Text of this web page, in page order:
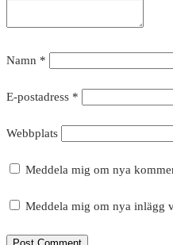
Namn *
E-postadress *
Webbplats
Meddela mig om nya
Meddela mig om nya inlägg